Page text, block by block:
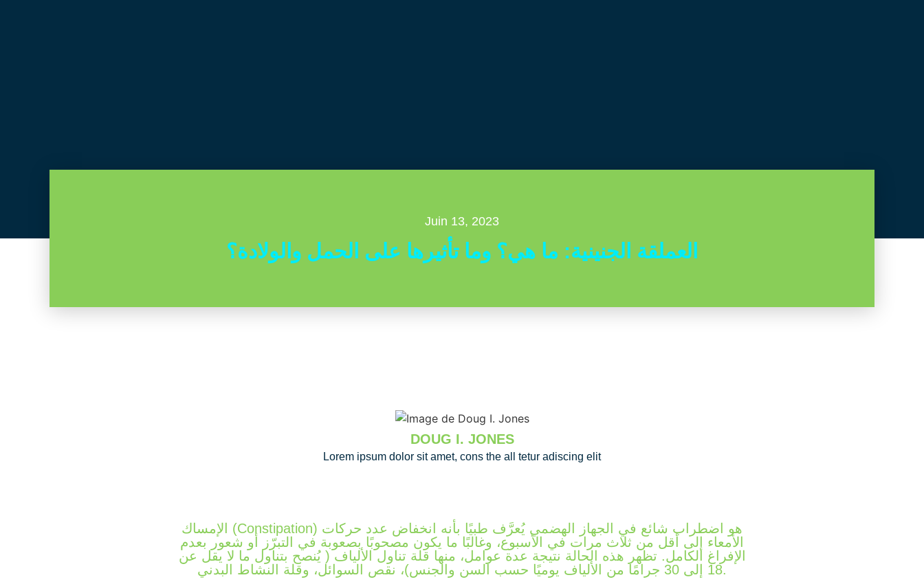
Juin 13, 2023
العملقة الجنينية: ما هي؟ وما تأثيرها على الحمل والولادة؟
DOUG I. JONES
Lorem ipsum dolor sit amet, cons the all tetur adiscing elit
الإمساك (Constipation) هو اضطراب شائع في الجهاز الهضمي يُعرَّف طبيًا بأنه انخفاض عدد حركات
الأمعاء إلى أقل من ثلاث مرات في الأسبوع، وغالبًا ما يكون مصحوبًا بصعوبة في التبرّز أو شعور بعدم
الإفراغ الكامل. تظهر هذه الحالة نتيجة عدة عوامل، منها قلة تناول الألياف ( يُنصح بتناول ما لا يقل عن
18 إلى 30 جرامًا من الألياف يوميًا حسب السن والجنس)، نقص السوائل، وقلة النشاط البدني.